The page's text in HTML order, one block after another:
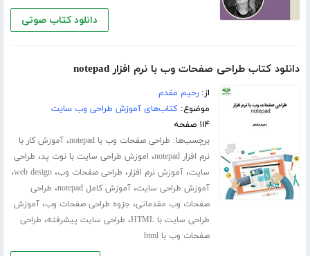
دانلود کتاب صوتی
دانلود کتاب طراحی صفحات وب با نرم افزار notepad
از:رحیم مقدم
موضوع:کتاب‌های آموزش طراحی وب سایت
۱۱۴ صفحه
برچسب‌ها: طراحی صفحات وب با notepad ،آموزش کار با
نرم افزار notepad
، اموزش طراحی سایت با نوت پد، طراحی
سایت،آموزش نرم افزار، طراحی صفحات وب،web design،
آموزش طراحی سایت،آموزش کامل notepad ، طراحی
صفحات وب مقدماتی، جزوه طراحی صفحات وب،آموزش
طراحی سایت با HTML
، طراحی سایت پیشرفته، طراحی
صفحات وب با html